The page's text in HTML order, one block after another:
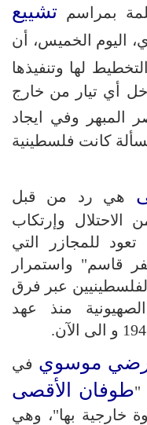
بمراسم تشييع
اليوم الخميس، أن
لها وتنفيذها
أي تيار من خارج
المبهر وفي ايجاد
كانت فلسطينية
هي رد من قبل
على 75 عاما من الاحتلال وإرتكاب
للمجازر التي
قاسم" واستمرار
عبر فرق
الصهيونية منذ عهد
رضي موسوي في
"طوفان الأقصى
خارجية بها"، وهي